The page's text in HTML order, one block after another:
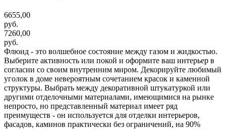
6655,00
руб.
7260,00
руб.
Флюид - это волшебное состояние между газом и жидкостью.
Выберите активность или покой и оформите ваш интерьер в
согласии со своим внутренним миром. Декорируйте любимый
уголок в доме невероятным сочетанием красок и каменной
структуры. Выбрать между декоративной штукатуркой или
другими отделочными материалами, имеющимися на рынке
непросто, но представленный материал имеет ряд
преимуществ - он используется для отделки интерьеров,
фасадов, каминов практически без ограничений, на 90%